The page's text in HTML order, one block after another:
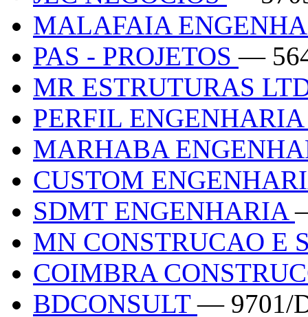
MALAFAIA
PAS - PROJETOS—
MR ESTRUTURAS
PERFIL
MARHABA
CUSTOM
SDMT ENGENHARIA
MN CONSTRUCAO E
COIMBRA
BDCONSULT— 9701/